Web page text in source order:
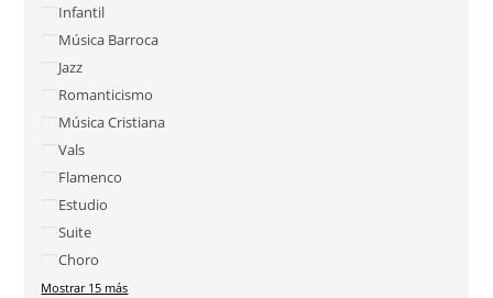
Infantil
Música Barroca
Jazz
Romanticismo
Música Cristiana
Vals
Flamenco
Estudio
Suite
Choro
Mostrar 15 más